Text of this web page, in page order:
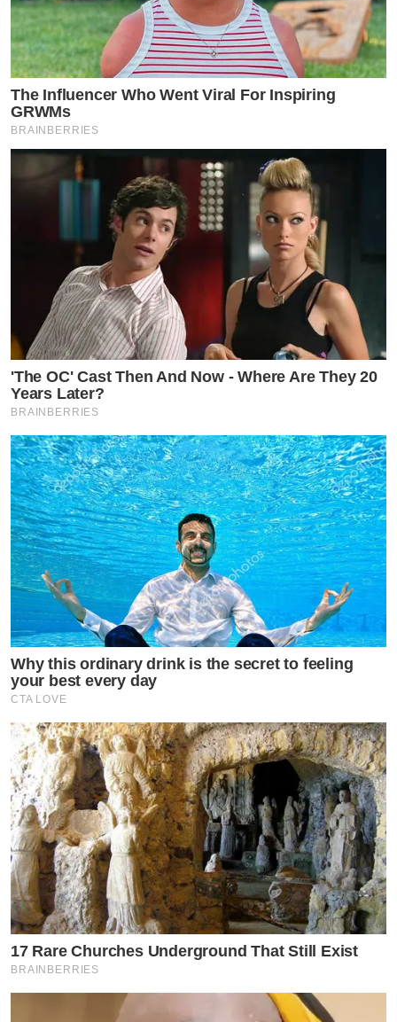
The Influencer Who Went Viral For Inspiring
GRWMs
BRAINBERRIES
'The OC' Cast Then And Now - Where Are They 20
Years Later?
BRAINBERRIES
Why this ordinary drink is the secret to feeling
your best every day
CTA LOVE
17 Rare Churches Underground That Still Exist
BRAINBERRIES